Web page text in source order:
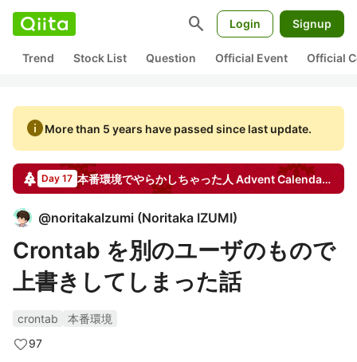
search Login Signup
Trend Stock List Question Official Event Official
infoMore than 5 years have passed since last update.
Day 17 本番環境でやらかしちゃった人 Advent Calendar 2020
@noritakaIzumi (Noritaka IZUMI)
Crontab を別のユーザのもので
上書きしてしまった話
crontab
本番環境
97